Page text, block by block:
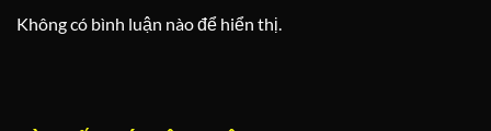
Không có bình luận nào để hiển thị.